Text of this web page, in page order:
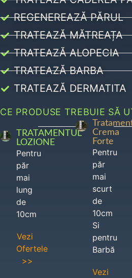
REGENEREAZĂ PĂRUL
TRATEAZĂ MĂTREAȚA
TRATEAZĂ ALOPECIA
TRATEAZĂ BARBA
TRATEAZĂ DERMATITA
CE PRODUSE TREBUIE SĂ
TRATAMENTUL
LOZIONE
Pentru
păr
mai
lung
de
10cm
Vezi
Ofertele
>>
Crema
Forte
Pentru
păr
mai
scurt
de
10cm
Si
pentru
Barbă
Vezi